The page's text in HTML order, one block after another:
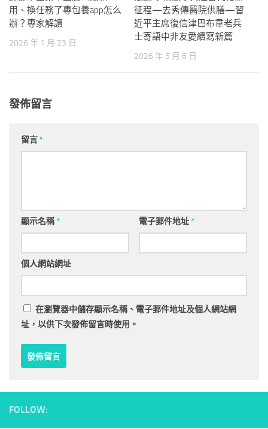
用、換任務了專包養app怎么
辦？專家解讀
2026 年 1 月 23 日
征程—去秀傳醫院供膳—習
近平主席復信津巴布韋老兵
士寄語中非友愛續寫新篇
2026 年 5 月 6 日
發佈留言
留言*
顯示名稱* 電子郵件地址*
個人網站網址
在瀏覽器中儲存顯示名稱、電子郵件地址及個人網站網
址，以供下次發佈留言時使用。
FOLLOW: